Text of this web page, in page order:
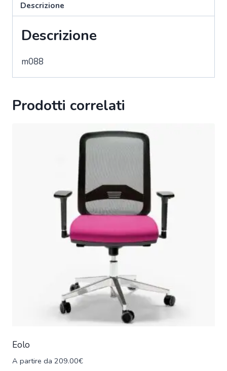
Descrizione
Descrizione
m088
Prodotti correlati
Eolo
A partire da 209.00€